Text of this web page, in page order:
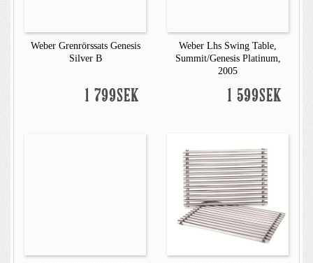
Weber Grenrörssats Genesis
Silver B
1 799SEK
Weber Lhs Swing Table,
Summit/Genesis Platinum,
2005
1 599SEK